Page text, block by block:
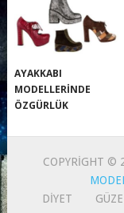
AYAKKABI
MODELLERINDE
ÖZGÜRLÜK
COPYRIGHT ©
DIYET